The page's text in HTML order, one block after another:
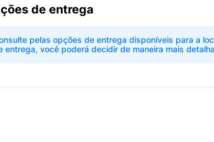
de entrega
pelas opções de entrega disponíveis para a
entrega, você poderá decidir de maneira mais